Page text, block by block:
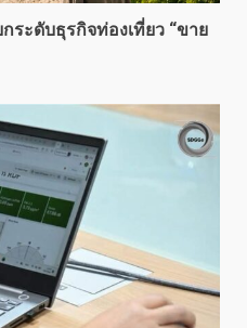
ระดับธุรกิจท่องเที่ยว “ขาย